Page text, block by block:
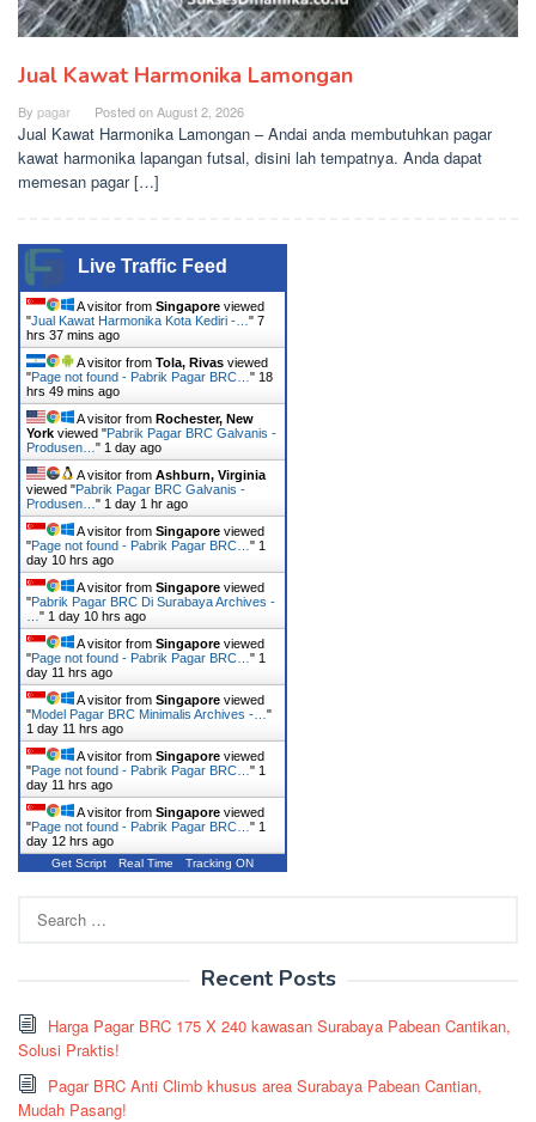
Jual Kawat Harmonika Lamongan
By pagar Posted onAugust 2, 2026
Jual Kawat Harmonika Lamongan – Andai anda membutuhkan pagar
kawat harmonika lapangan futsal, disini lah tempatnya. Anda dapat
memesan pagar […]
Live Traffic Feed
A visitor from Singapore viewed
"Jual Kawat Harmonika Kota Kediri -… " 7
hrs 37 mins ago
A visitor from Tola, Rivas viewed
"Page not found - Pabrik Pagar BRC… " 18
hrs 49 mins ago
A visitor from Rochester, New
York viewed "Pabrik Pagar BRC Galvanis -
Produsen… " 1 day ago
A visitor from Ashburn, Virginia
viewed "Pabrik Pagar BRC Galvanis -
Produsen… " 1 day 1 hr ago
A visitor from Singapore viewed
"Page not found - Pabrik Pagar BRC… " 1
day 10 hrs ago
A visitor from Singapore viewed
"Pabrik Pagar BRC Di Surabaya Archives -
" 1 day 10 hrs ago
A visitor from Singapore viewed
"Page not found - Pabrik Pagar BRC… " 1
day 11 hrs ago
A visitor from Singapore viewed
"Model Pagar BRC Minimalis Archives -… "
1 day 11 hrs ago
A visitor from Singapore viewed
"Page not found - Pabrik Pagar BRC… " 1
day 11 hrs ago
A visitor from Singapore viewed
"Page not found - Pabrik Pagar BRC… " 1
day 12 hrs ago
Get Script Real Time Tracking ON
for:
Recent Posts
Harga Pagar BRC 175 X 240 kawasan Surabaya Pabean Cantikan,
Solusi Praktis!
Pagar BRC Anti Climb khusus area Surabaya Pabean Cantian,
Mudah Pasang!